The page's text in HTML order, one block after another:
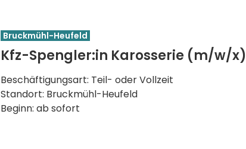
Kfz-Spengler:in Karosserie (m/w/x)
Bruckmühl-Heufeld
Beschäftigungsart: Teil- oder Vollzeit
Standort: Bruckmühl-Heufeld
Beginn: ab sofort